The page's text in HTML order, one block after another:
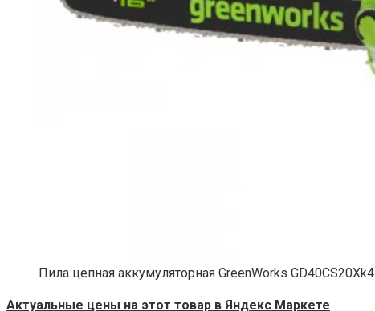
Пила цепная аккумуляторная GreenWorks GD40CS20Xk4
Актуальные цены на этот товар в Яндекс Маркете